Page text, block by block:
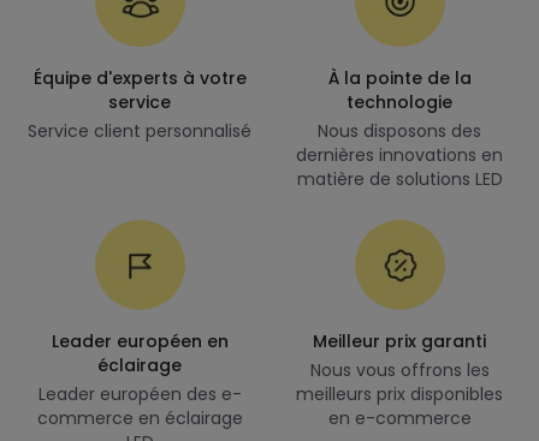
Équipe d'experts à votre
service
Service client personnalisé
À la pointe de la
technologie
Nous disposons des
dernières innovations en
matière de solutions LED
Leader européen en
éclairage
Leader européen des e-
commerce en éclairage
Meilleur prix garanti
Nous vous offrons les
meilleurs prix disponibles
en e-commerce